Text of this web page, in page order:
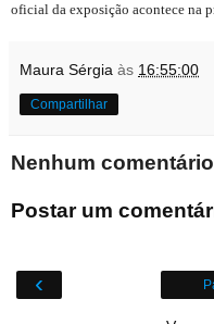
oficial da exposição acontece na
Maura Sérgia às 16:55:00
Compartilhar
Nenhum
Postar um
‹